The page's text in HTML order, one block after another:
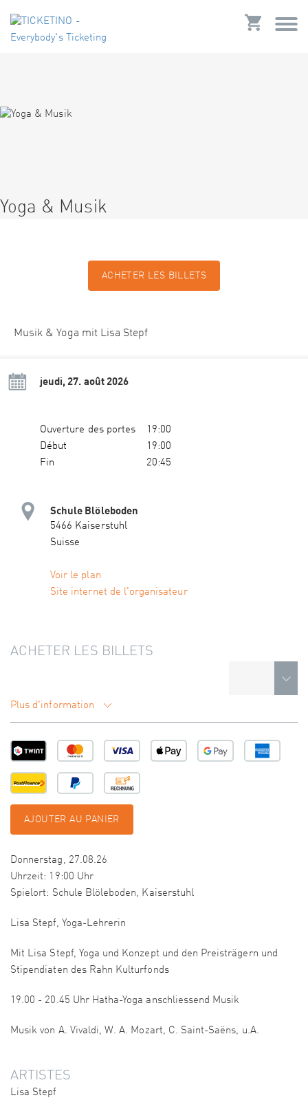
Yoga & Musik
ACHETER LES BILLETS
Musik & Yoga mit Lisa Stepf
jeudi, 27. août 2026
Ouverture des portes
19:00
Début
19:00
Fin
20:45
Schule Blöleboden
5466 Kaiserstuhl
Suisse
Voir le plan
Site internet de l'organisateur
ACHETER LES BILLETS
Plus d'information
AJOUTER AU PANIER
Donnerstag, 27.08.26
Uhrzeit: 19:00 Uhr
Spielort: Schule Blöleboden, Kaiserstuhl
Lisa Stepf, Yoga-Lehrerin
Mit Lisa Stepf, Yoga und Konzept und den Preisträgern und
Stipendiaten des Rahn Kulturfonds
19.00 - 20.45 Uhr Hatha-Yoga anschliessend Musik
Musik von A. Vivaldi, W. A. Mozart, C. Saint-Saëns, u.A.
ARTISTES
Lisa Stepf